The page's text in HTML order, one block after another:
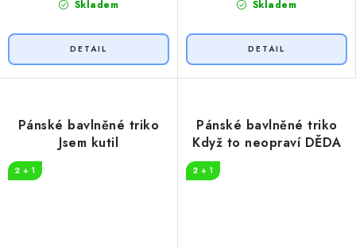
Skladem Skladem
Pánské bavlněné triko
Jsem kutil
2 + 1
Pánské bavlněné triko
Když to neopraví DĚDA
2 + 1